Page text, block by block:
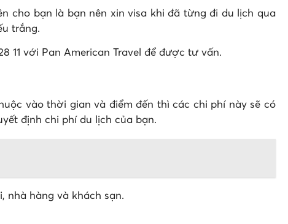
cho bạn là bạn nên xin visa khi đã từng đi du lịch qua
trắng.
11 với Pan American Travel để được tư vấn.
vào thời gian và điểm đến thì các chi phí này sẽ có
định chi phí du lịch của bạn.
nhà hàng và khách sạn.